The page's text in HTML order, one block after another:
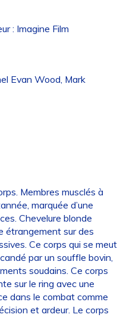
: Imagine Film
Evan Wood, Mark
Membres musclés à
marquée d’une
Chevelure blonde
étrangement sur des
Ce corps qui se meut
par un souffle bovin,
soudains. Ce corps
sur le ring avec une
dans le combat comme
et ardeur. Le corps